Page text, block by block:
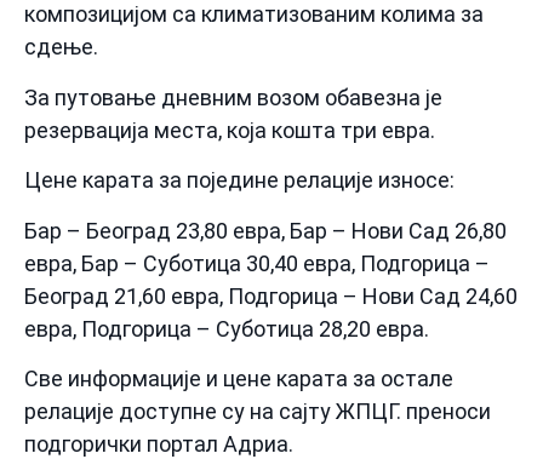
композицијом са климатизованим колима за
сдење.
За путовање дневним возом обавезна је
резервација места, која кошта три евра.
Цене карата за поједине релације износе:
Бар – Београд 23,80 евра, Бар – Нови Сад 26,80
евра, Бар – Суботица 30,40 евра, Подгорица –
Београд 21,60 евра, Подгорица – Нови Сад 24,60
евра, Подгорица – Суботица 28,20 евра.
Све информације и цене карата за остале
релације доступне су на сајту ЖПЦГ. преноси
подгорички портал Адриа.